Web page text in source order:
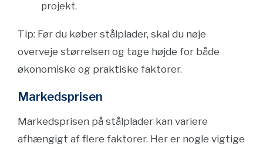
projekt.
Tip: Før du køber stålplader, skal du nøje
overveje størrelsen og tage højde for både
økonomiske og praktiske faktorer.
Markedsprisen
Markedsprisen på stålplader kan variere
afhængigt af flere faktorer. Her er nogle vigtige